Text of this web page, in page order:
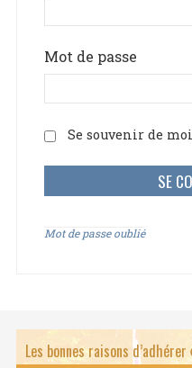
Mot de passe
Se souvenir de moi
Mot de passe oublié
Les bonnes raisons d’adhérer